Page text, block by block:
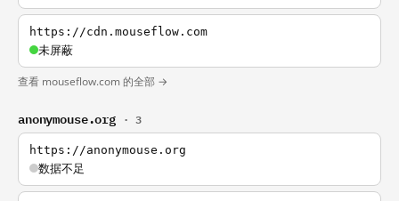
https://cdn.mouseflow.com
未屏蔽
查看 mouseflow.com 的全部 →
anonymouse.org · 3
https://anonymouse.org
数据不足